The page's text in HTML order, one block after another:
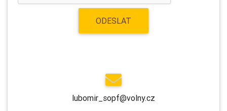
ODESLAT
lubomir_sopf@volny.cz